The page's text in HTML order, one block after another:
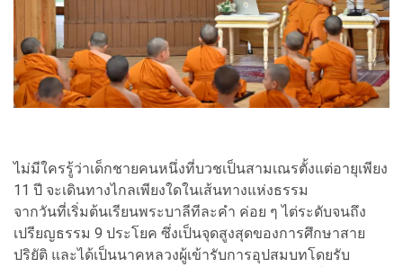
ไม่มีใครรู้ว่าเด็กชายคนหนึ่งที่บวชเป็นสามเณรตั้งแต่อายุเพียง
11 ปี จะเดินทางไกลเพียงใดในเส้นทางแห่งธรรม
จากวันที่เริ่มต้นเรียนพระบาลีทีละคำ ค่อย ๆ ไต่ระดับจนถึง
เปรียญธรรม 9 ประโยค ซึ่งเป็นจุดสูงสุดของการศึกษาสาย
ปริยัติ และได้เป็นนาคหลวงผู้เข้ารับการอุปสมบทโดยรับ